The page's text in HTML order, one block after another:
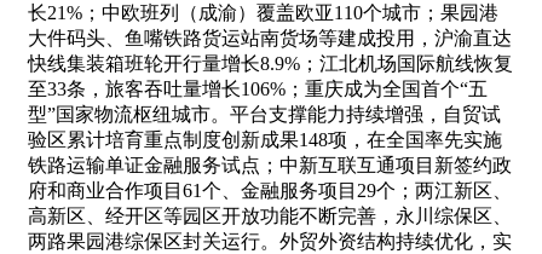
长21%；中欧班列（成渝）覆盖欧亚110个城市；果园港
大件码头、鱼嘴铁路货运站南货场等建成投用，沪渝直达
快线集装箱班轮开行量增长8.9%；江北机场国际航线恢复
至33条，旅客吞吐量增长106%；重庆成为全国首个“五
型”国家物流枢纽城市。平台支撑能力持续增强，自贸试
验区累计培育重点制度创新成果148项，在全国率先实施
铁路运输单证金融服务试点；中新互联互通项目新签约政
府和商业合作项目61个、金融服务项目29个；两江新区、
高新区、经开区等园区开放功能不断完善，永川综保区、
两路果园港综保区封关运行。外贸外资结构持续优化，实